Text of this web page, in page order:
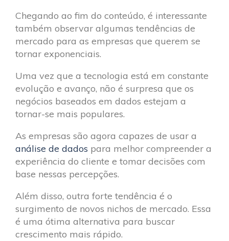
Chegando ao fim do conteúdo, é interessante
também observar algumas tendências de
mercado para as empresas que querem se
tornar exponenciais.
Uma vez que a tecnologia está em constante
evolução e avanço, não é surpresa que os
negócios baseados em dados estejam a
tornar-se mais populares.
As empresas são agora capazes de usar a
análise de dados para melhor compreender a
experiência do cliente e tomar decisões com
base nessas percepções.
Além disso, outra forte tendência é o
surgimento de novos nichos de mercado. Essa
é uma ótima alternativa para buscar
crescimento mais rápido.